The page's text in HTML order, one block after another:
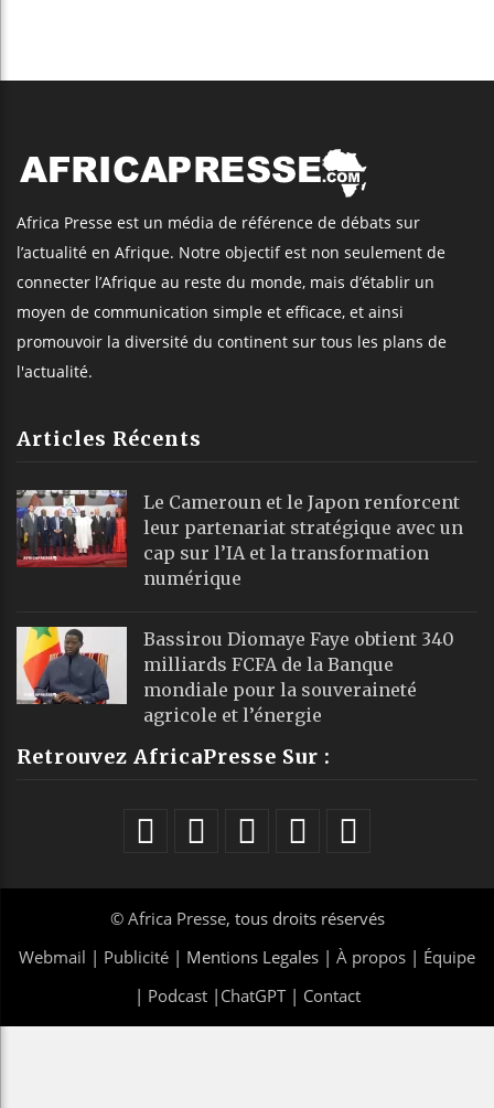
Africa Presse est un média de référence de débats sur
l’actualité en Afrique. Notre objectif est non seulement de
connecter l’Afrique au reste du monde, mais d’établir un
moyen de communication simple et efficace, et ainsi
promouvoir la diversité du continent sur tous les plans de
l'actualité.
Articles Récents
Le Cameroun et le Japon renforcent
leur partenariat stratégique avec un
cap sur l’IA et la transformation
numérique
Bassirou Diomaye Faye obtient 340
milliards FCFA de la Banque
mondiale pour la souveraineté
agricole et l’énergie
Retrouvez AfricaPresse Sur :
© Africa Presse, tous droits réservés
Webmail | Publicité | Mentions Legales | À propos | Équipe
| Podcast| ChatGPT| Contact